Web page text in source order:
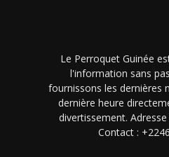
Le Perroquet Guinée
l'information sans
fournissons les dernières
dernière heure
divertissement.
Contact :